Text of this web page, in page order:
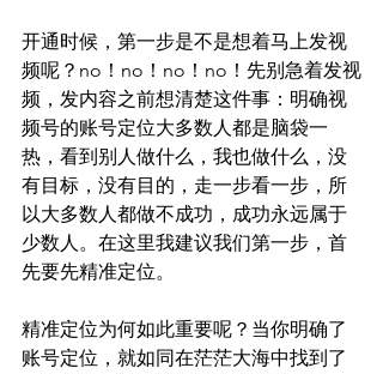
开通时候，第一步是不是想着马上发视
频呢？no！no！no！no！先别急着发视
频，发内容之前想清楚这件事：明确视
频号的账号定位大多数人都是脑袋一
热，看到别人做什么，我也做什么，没
有目标，没有目的，走一步看一步，所
以大多数人都做不成功，成功永远属于
少数人。在这里我建议我们第一步，首
先要先精准定位。
精准定位为何如此重要呢？当你明确了
账号定位，就如同在茫茫大海中找到了